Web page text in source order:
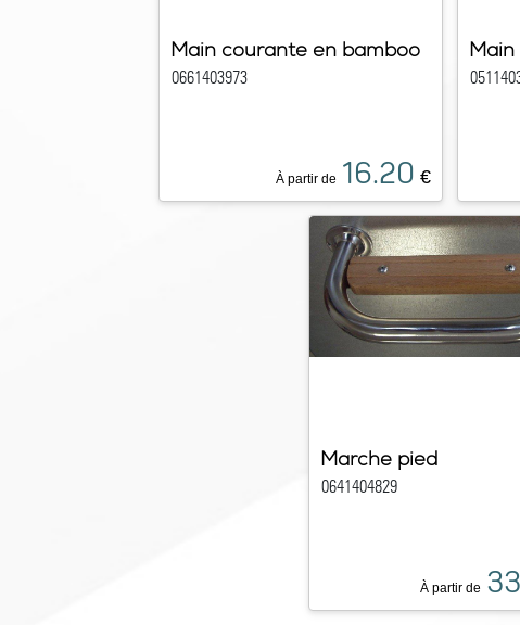
Main courante en bamboo
0661403973
À partir de 16.20 €
Marche pied
0641404829
À partir de